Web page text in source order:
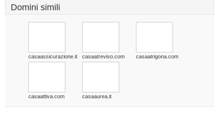
Domini simili
casaassicurazione.it casaatreviso.com casaatrigona.com
casaattiva.com casaaurea.it